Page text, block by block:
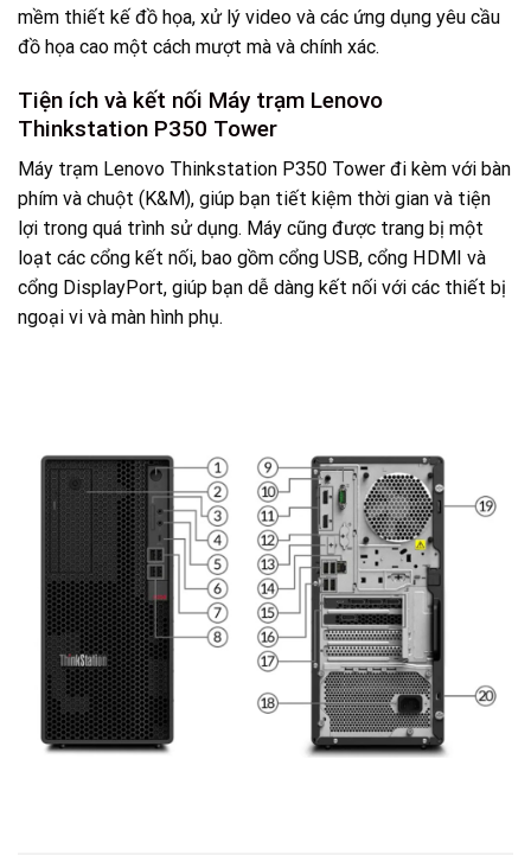
mềm thiết kế đồ họa, xử lý video và các ứng dụng yêu cầu
đồ họa cao một cách mượt mà và chính xác.
Tiện ích và kết nối Máy trạm Lenovo
Thinkstation P350 Tower
Máy trạm Lenovo Thinkstation P350 Tower đi kèm với bàn
phím và chuột (K&M), giúp bạn tiết kiệm thời gian và tiện
lợi trong quá trình sử dụng. Máy cũng được trang bị một
loạt các cổng kết nối, bao gồm cổng USB, cổng HDMI và
cổng DisplayPort, giúp bạn dễ dàng kết nối với các thiết bị
ngoại vi và màn hình phụ.